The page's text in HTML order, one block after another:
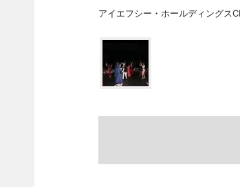
アイエフシー・ホールディングス